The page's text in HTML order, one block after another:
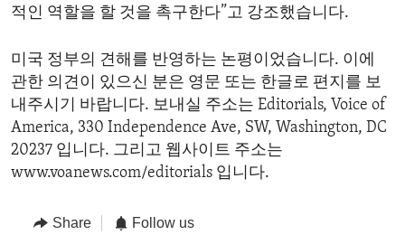
적인 역할을 할 것을 촉구한다”고 강조했습니다.
미국 정부의 견해를 반영하는 논평이었습니다. 이에
관한 의견이 있으신 분은 영문 또는 한글로 편지를 보
내주시기 바랍니다. 보내실 주소는 Editorials, Voice of
America, 330 Independence Ave, SW, Washington, DC
20237 입니다. 그리고 웹사이트 주소는
www.voanews.com/editorials 입니다.
Share Follow us